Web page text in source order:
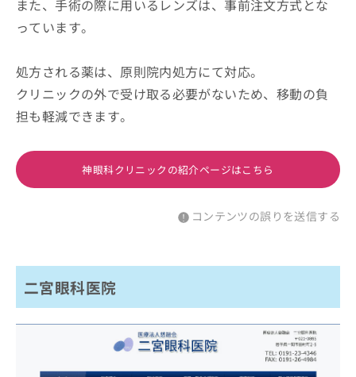
また、手術の際に用いるレンズは、事前注文方式とな
っています。
処方される薬は、原則院内処方にて対応。
クリニックの外で受け取る必要がないため、移動の負
担も軽減できます。
神眼科クリニックの紹介ページはこちら
コンテンツの誤りを送信する
二宮眼科医院